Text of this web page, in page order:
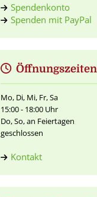
Spendenkonto
Spenden mit PayPal
Öffnungszeiten
Mo, Di, Mi, Fr, Sa
15:00 - 18:00 Uhr
Do, So, an Feiertagen
geschlossen
Kontakt